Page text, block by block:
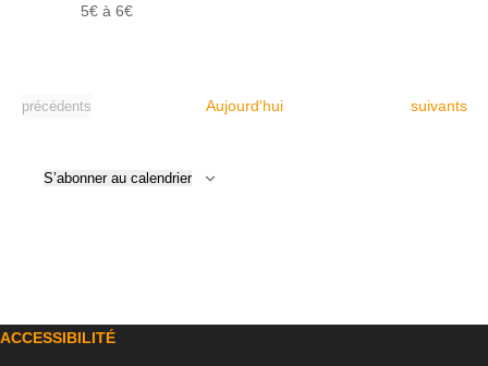
5€ à 6€
Évènements
précédents Aujourd'hui suivants
S’abonner au calendrier
ACCESSIBILITÉ